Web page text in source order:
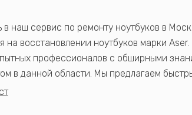
наш сервис по ремонту ноутбуков в
на восстановлении ноутбуков марки
профессионалов с обширными
в данной области. Мы предлагаем
с использованием оригинальных